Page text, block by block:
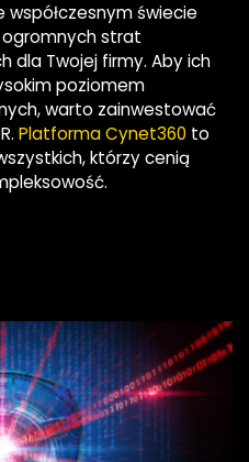
świecie
ogromnych strat
dla Twojej firmy. Aby ich
poziomem
warto zainwestować
Platforma Cynet360 to
którzy cenią